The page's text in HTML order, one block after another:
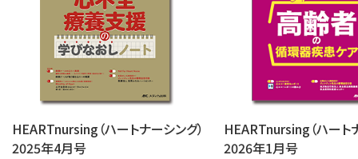
HEARTnursing（ハートナーシング）
2025年4月号
HEARTnursing（ハート
2026年1月号